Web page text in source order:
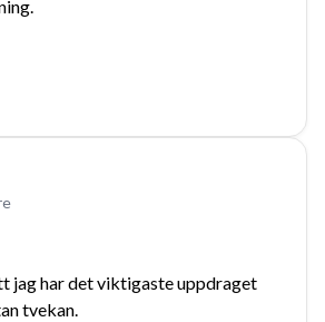
jag har det viktigaste uppdraget
tvekan.